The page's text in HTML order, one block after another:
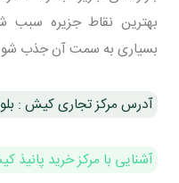
بهترین نقاط جزیره سبب
بسیاری به سمت آن جذب
آدرس مرکز تجاری کیش :
آشنایی با مرکز خرید پانیذ